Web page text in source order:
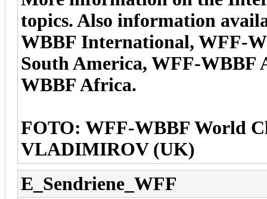
topics. Also information
WBBF International, WFF-
South America, WFF-WBBF
WBBF Africa.
FOTO: WFF-WBBF World
VLADIMIROV (UK)
E_Sendriene_WFF